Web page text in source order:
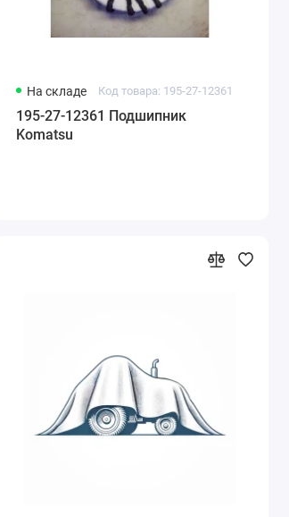
На складе Код товара: 195-27-12361
195-27-12361 Подшипник
Komatsu